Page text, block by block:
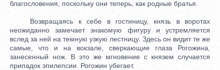
благословения, поскольку они теперь, как родные братья.
Возвращаясь к себе в гостиницу, князь в воротах
неожиданно замечает знакомую фигуру и устремляется
вслед за ней на темную узкую лестницу. Здесь он видит те же
самые, что и на вокзале, сверкающие глаза Рогожина,
занесенный нож. В это же мгновение с князем случается
припадок эпилепсии. Рогожин убегает.